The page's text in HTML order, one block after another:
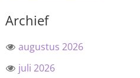
Archief
augustus 2026
juli 2026